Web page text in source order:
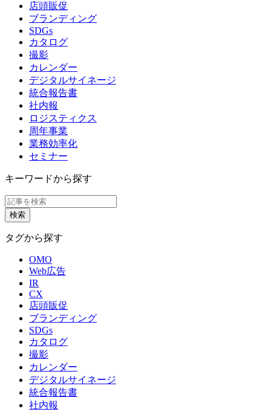
店頭販促
ブランディング
SDGs
カタログ
撮影
カレンダー
デジタルサイネージ
統合報告書
社内報
ロジスティクス
周年事業
業務効率化
セミナー
キーワードから探す
タグから探す
OMO
Web広告
IR
CX
店頭販促
ブランディング
SDGs
カタログ
撮影
カレンダー
デジタルサイネージ
統合報告書
社内報